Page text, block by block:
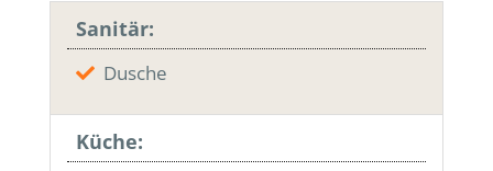
Sanitär:
Dusche
Küche: